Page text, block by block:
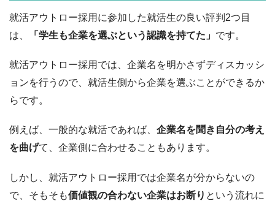
就活アウトロー採用に参加した就活生の良い評判2つ目
は、
「学生も企業を選ぶという認識を持てた」 です。
就活アウトロー採用では、企業名を明かさずディスカッシ
ョンを行うので、就活生側から企業を選ぶことができるか
らです。
例えば、一般的な就活であれば、 企業名を聞き自分の考え
を曲げて、企業側に合わせることもあります。
しかし、就活アウトロー採用では企業名が分からないの
で、そもそも価値観の合わない企業はお断り という流れに